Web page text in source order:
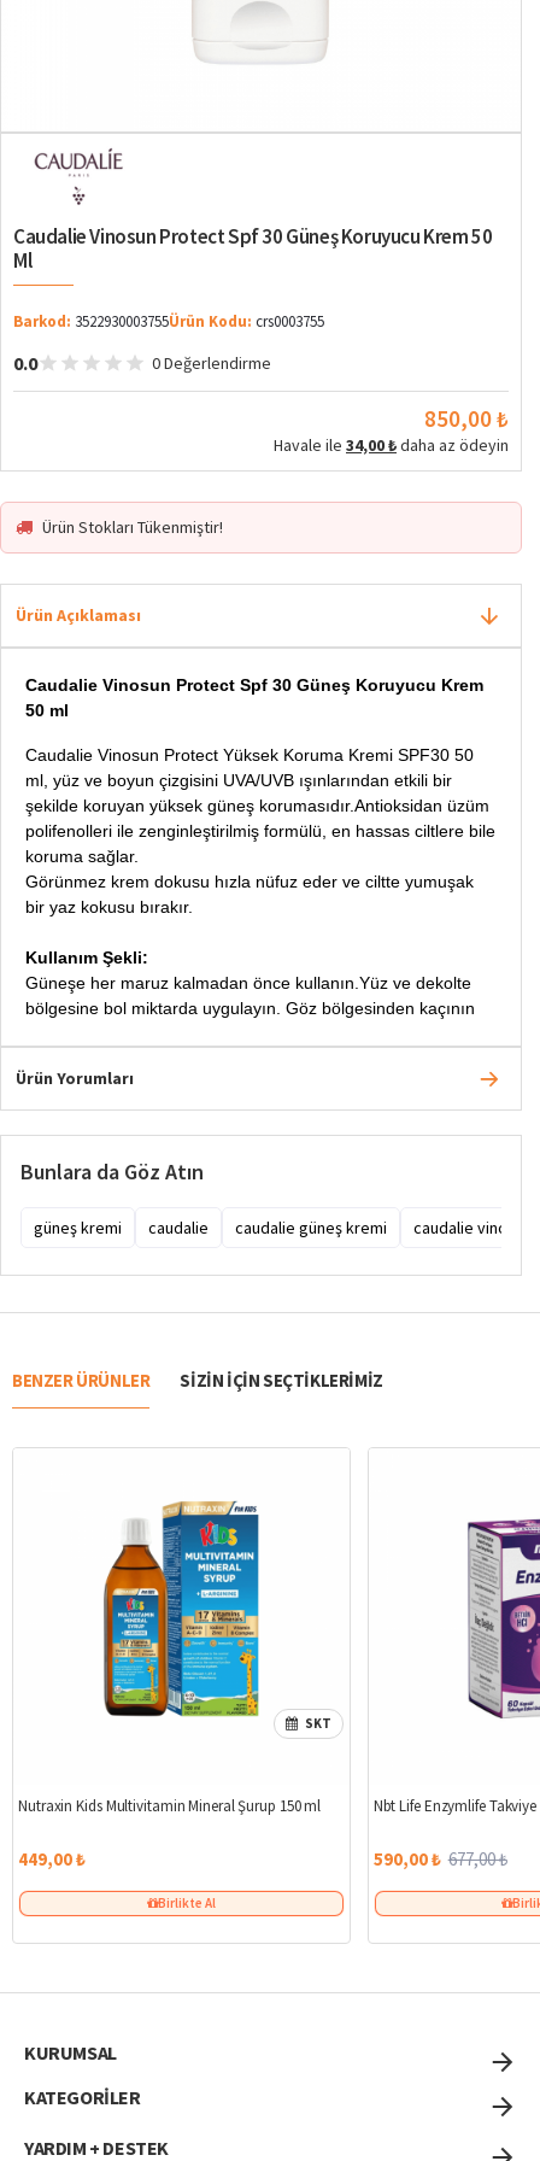
Caudalie Vinosun Protect Spf 30 Güneş Koruyucu Krem 50
Ml
Barkod: 3522930003755Ürün Kodu: crs0003755
0.0 0 Değerlendirme
850,00 ₺
Havale ile 34,00 ₺daha az ödeyin
Ürün Stokları Tükenmiştir!
Ürün Açıklaması
Caudalie Vinosun Protect Spf 30 Güneş Koruyucu Krem
50 ml
Caudalie Vinosun Protect Yüksek Koruma Kremi SPF30 50
ml, yüz ve boyun çizgisini UVA/UVB ışınlarından etkili bir
şekilde koruyan yüksek güneş korumasıdır.Antioksidan üzüm
polifenolleri ile zenginleştirilmiş formülü, en hassas ciltlere bile
koruma sağlar.
Görünmez krem ​​dokusu hızla nüfuz eder ve ciltte yumuşak
bir yaz kokusu bırakır.
Kullanım Şekli:
Güneşe her maruz kalmadan önce kullanın.Yüz ve dekolte
bölgesine bol miktarda uygulayın. Göz bölgesinden kaçının
Ürün Yorumları
Bunlara da Göz Atın
güneş kremi caudalie caudalie güneş kremi caudalie vinosun
BENZER ÜRÜNLER SIZIN IÇIN SEÇTIKLERIMIZ
SKT
Nutraxin Kids Multivitamin Mineral Şurup 150 ml
449,00 ₺
Birlikte Al
Nbt Life Enzymlife Takviye
590,00 ₺ 677,00 ₺
KURUMSAL
KATEGORİLER
YARDIM + DESTEK